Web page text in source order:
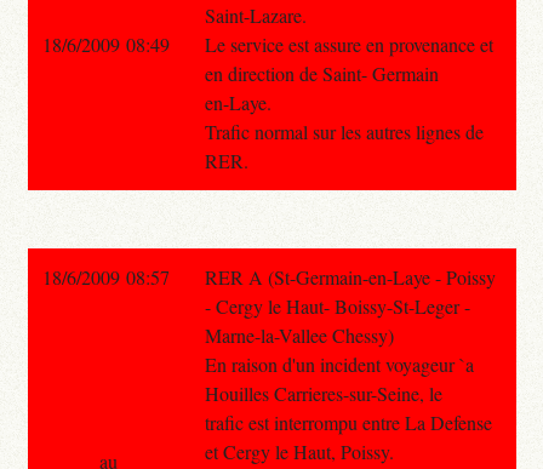
Saint-Lazare.
Le service est assure en provenance et
en direction de Saint- Germain
en-Laye.
Trafic normal sur les autres lignes de
RER.
18/6/2009 08:49
18/6/2009 08:57
RER A (St-Germain-en-Laye - Poissy
- Cergy le Haut- Boissy-St-Leger -
Marne-la-Vallee Chessy)
En raison d'un incident voyageur `a
Houilles Carrieres-sur-Seine, le
trafic est interrompu entre La Defense
et Cergy le Haut, Poissy.
au